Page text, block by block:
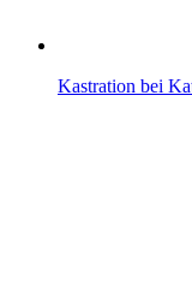
Kastration bei